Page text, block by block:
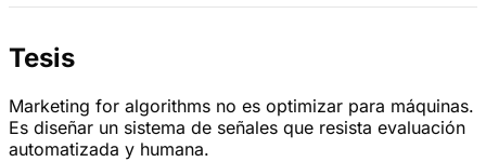
Tesis
Marketing for algorithms no es optimizar para máquinas.
Es diseñar un sistema de señales que resista evaluación
automatizada y humana.